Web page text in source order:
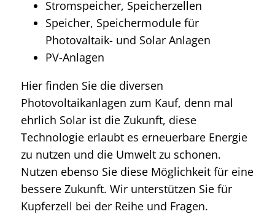
Stromspeicher, Speicherzellen
Speicher, Speichermodule für
Photovaltaik- und Solar Anlagen
PV-Anlagen
Hier finden Sie die diversen
Photovoltaikanlagen zum Kauf, denn mal
ehrlich Solar ist die Zukunft, diese
Technologie erlaubt es erneuerbare Energie
zu nutzen und die Umwelt zu schonen.
Nutzen ebenso Sie diese Möglichkeit für eine
bessere Zukunft. Wir unterstützen Sie für
Kupferzell bei der Reihe und Fragen.